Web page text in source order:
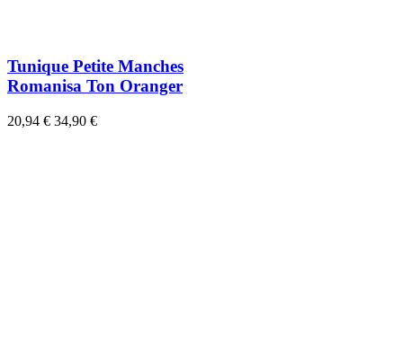
Tunique Petite Manches
Romanisa Ton Oranger
20,94 € 34,90 €